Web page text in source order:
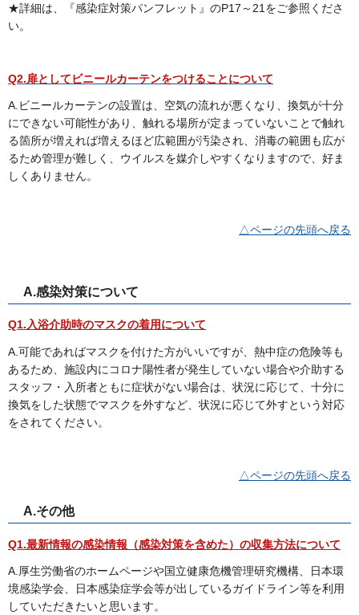
★詳細は、『感染症対策パンフレット』のP17～21をご参照くださ
い。
Q2.扉としてビニールカーテンをつけることについて
A.ビニールカーテンの設置は、空気の流れが悪くなり、換気が十分
にできない可能性があり、触れる場所が定まっていないことで触れ
る箇所が増えれば増えるほど広範囲が汚染され、消毒の範囲も広が
るため管理が難しく、ウイルスを媒介しやすくなりますので、好ま
しくありません。
△ページの先頭へ戻る
A.感染対策について
Q1.入浴介助時のマスクの着用について
A.可能であればマスクを付けた方がいいですが、熱中症の危険等も
あるため、施設内にコロナ陽性者が発生していない場合や介助する
スタッフ・入所者ともに症状がない場合は、状況に応じて、十分に
換気をした状態でマスクを外すなど、状況に応じて外すという対応
をされてください。
△ページの先頭へ戻る
A.その他
Q1.最新情報の感染情報（感染対策を含めた）の収集方法について
A.厚生労働省のホームページや国立健康危機管理研究機構、日本環
境感染学会、日本感染症学会等が出しているガイドライン等を利用
していただきたいと思います。